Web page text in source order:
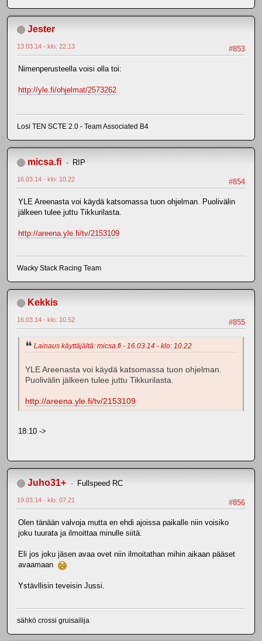
Jester
#853
13.03.14 - klo: 22.13
Nimenperusteella voisi olla toi:
http://yle.fi/ohjelmat/2573262
Losi TEN SCTE 2.0 - Team Associated B4
micsa.fi RIP
#854
16.03.14 - klo: 10.22
YLE Areenasta voi käydä katsomassa tuon ohjelman. Puolivälin
jälkeen tulee juttu Tikkurilasta.
http://areena.yle.fi/tv/2153109
Wacky Stack Racing Team
Kekkis
#855
16.03.14 - klo: 10.52
Lainaus käyttäjältä: micsa.fi - 16.03.14 - klo: 10.22
YLE Areenasta voi käydä katsomassa tuon ohjelman.
Puolivälin jälkeen tulee juttu Tikkurilasta.
http://areena.yle.fi/tv/2153109
18:10 ->
Juho31+ Fullspeed RC
#856
19.03.14 - klo: 07.21
Olen tänään valvoja mutta en ehdi ajoissa paikalle niin voisiko
joku tuurata ja ilmoittaa minulle siitä.
Eli jos joku jäsen avaa ovet niin ilmoitathan mihin aikaan pääset
avaamaan
Ystävllisin teveisin Jussi.
sähkö crossi gruisailija